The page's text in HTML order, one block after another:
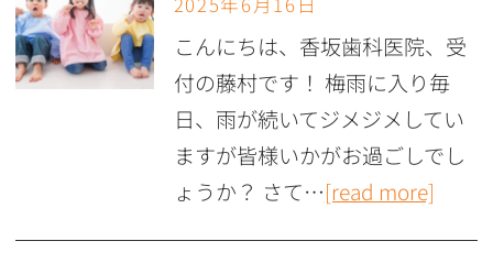
こんにちは、香坂歯科医院、受
付の藤村です！ 梅雨に入り毎
日、雨が続いてジメジメしてい
ますが皆様いかがお過ごしでし
ょうか？ さて…[read more]